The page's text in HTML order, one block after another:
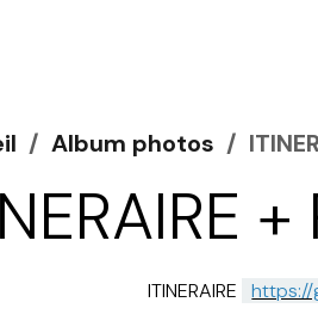
Album photos
ITINERAIRE https://